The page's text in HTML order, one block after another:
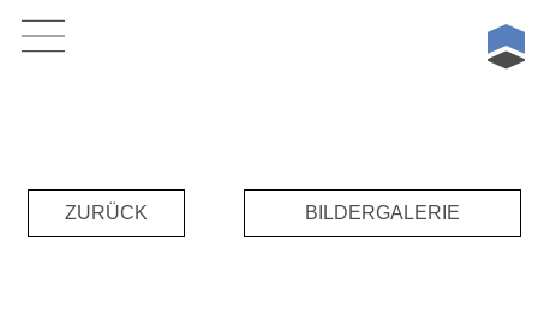
Skip
to
ZURÜCK BILDERGALERIE
Consent-Management-Plattform von Real Cookie Banner